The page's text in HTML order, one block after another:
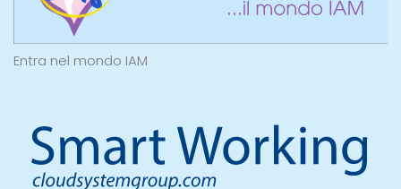
Entra nel mondo IAM